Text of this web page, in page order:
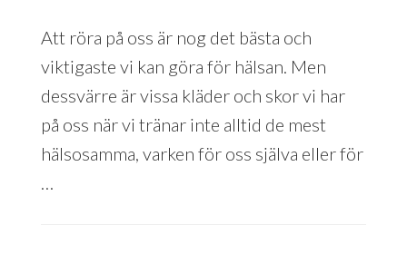
Att röra på oss är nog det bästa och
viktigaste vi kan göra för hälsan. Men
dessvärre är vissa kläder och skor vi har
på oss när vi tränar inte alltid de mest
hälsosamma, varken för oss själva eller för